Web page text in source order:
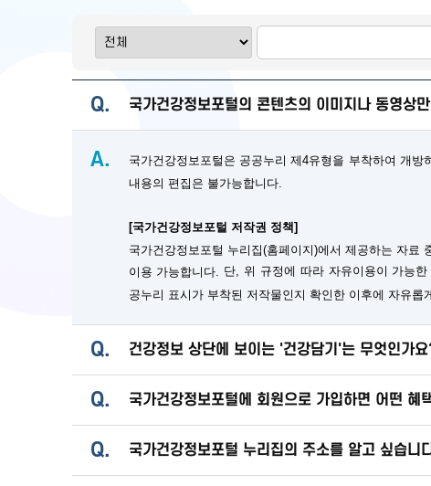
Q. 국가건강정보포털의 콘텐츠의 이미지나 동영상
A.
국가건강정보포털은 공공누리 제4유형을 부착하여 개
내용의 편집은 불가능합니다.
[국가건강정보포털 저작권 정책]
국가건강정보포털 누리집(홈페이지)에서 제공하는 자료
이용 가능합니다. 단, 위 규정에 따라 자유이용이 가능
공누리 표시가 부착된 저작물인지 확인한 이후에 자유롭
Q. 건강정보 상단에 보이는 '건강담기'는 무엇인가요
Q. 국가건강정보포털에 회원으로 가입하면 어떤 혜
Q. 국가건강정보포털 누리집의 주소를 알고 싶습니